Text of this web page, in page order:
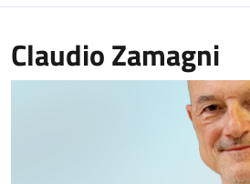
Claudio Zamagni